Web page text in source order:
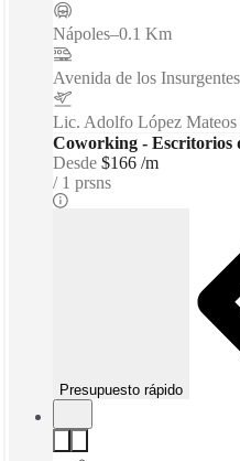
Nápoles–0.1 Km
Avenida de los
Lic. Adolfo López
Coworking - Escritorios
Desde $166 /m
1 prsns
Presupuesto rápido